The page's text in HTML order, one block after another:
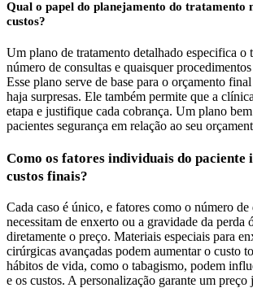
Qual o papel do planejamento do tratamento
custos?
Um plano de tratamento detalhado especifica o
número de consultas e quaisquer
Esse plano serve de base para o orçamento
haja surpresas. Ele também permite que a
etapa e justifique cada cobrança. Um plano
pacientes segurança em relação ao seu
Como os fatores individuais do paciente
custos finais?
Cada caso é único, e fatores como o número de
necessitam de enxerto ou a gravidade da perda
diretamente o preço. Materiais especiais para
cirúrgicas avançadas podem aumentar o custo
hábitos de vida, como o tabagismo, podem
e os custos. A personalização garante um preço